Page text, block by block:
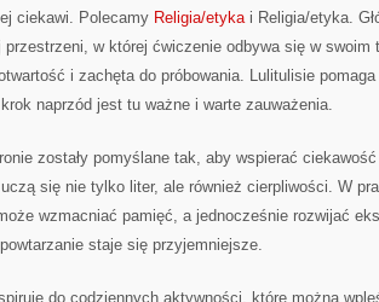
ciekawi. Polecamy Religia/etykai Religia/etyka.
przestrzeni, w której ćwiczenie odbywa się w swoim
i zachęta do próbowania. Lulitulisie
krok naprzód jest tu ważne i warte zauważenia.
zostały pomyślane tak, aby wspierać
się nie tylko liter, ale również cierpliwości. W
wzmacniać pamięć, a jednocześnie rozwijać
staje się przyjemniejsze.
do codziennych aktywności, które można